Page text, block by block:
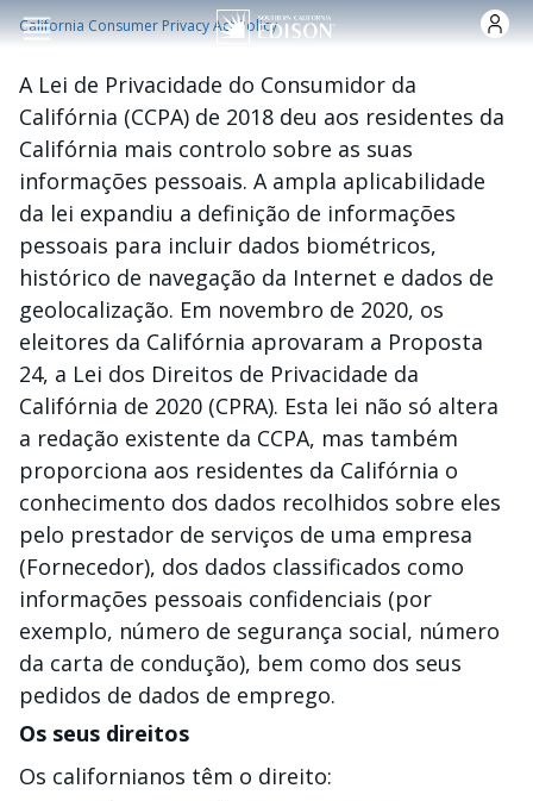
Skip to main content
California Consumer Privacy Act Policy
A Lei de Privacidade do Consumidor da
Califórnia (CCPA) de 2018 deu aos residentes da
Califórnia mais controlo sobre as suas
informações pessoais. A ampla aplicabilidade
da lei expandiu a definição de informações
pessoais para incluir dados biométricos,
histórico de navegação da Internet e dados de
geolocalização. Em novembro de 2020, os
eleitores da Califórnia aprovaram a Proposta
24, a Lei dos Direitos de Privacidade da
Califórnia de 2020 (CPRA). Esta lei não só altera
a redação existente da CCPA, mas também
proporciona aos residentes da Califórnia o
conhecimento dos dados recolhidos sobre eles
pelo prestador de serviços de uma empresa
(Fornecedor), dos dados classificados como
informações pessoais confidenciais (por
exemplo, número de segurança social, número
da carta de condução), bem como dos seus
pedidos de dados de emprego.
Os seus direitos
Os californianos têm o direito: